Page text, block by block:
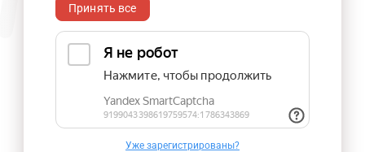
Принять все
Уже зарегистрированы?